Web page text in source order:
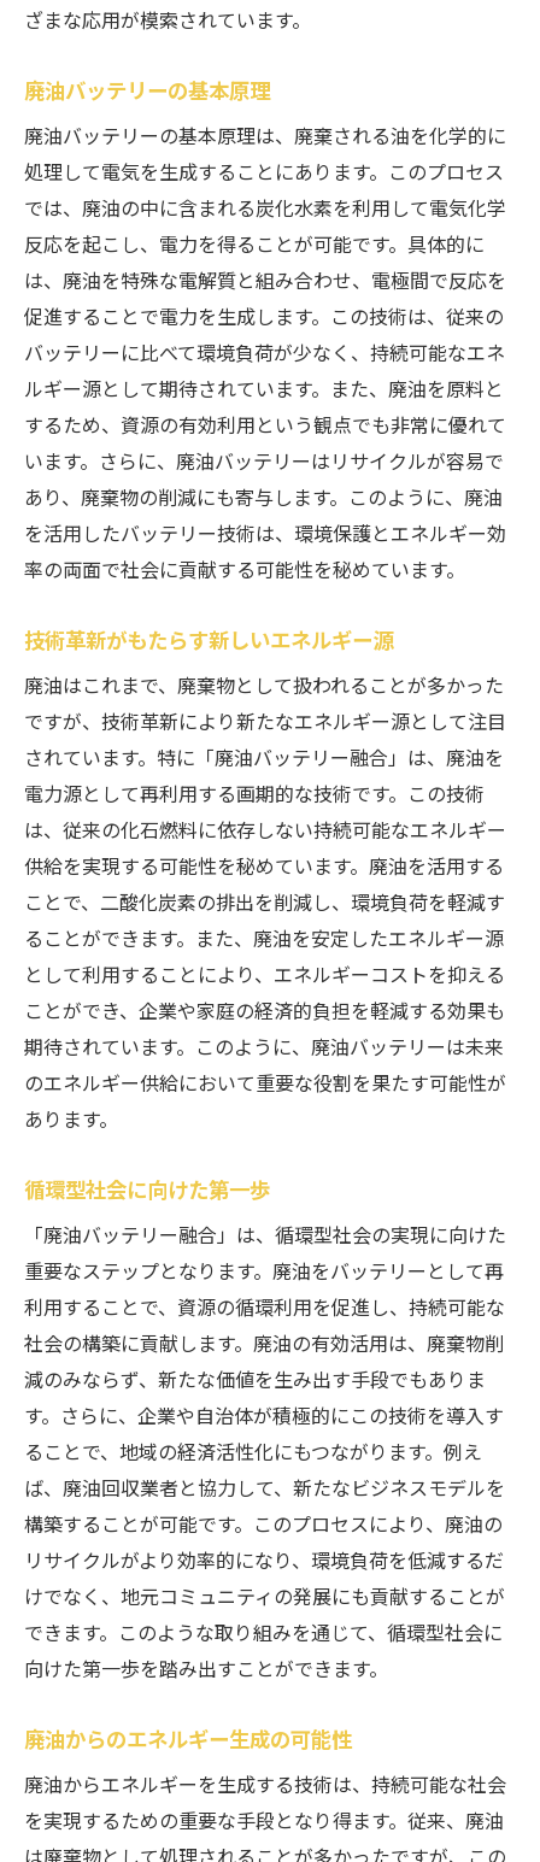
技術革新がもたらす新しい可能性
廃油再利用で持続可能な未来を実現する方法
廃油のリサイクルと再利用のプロセス
未来に向けた廃油バッテリーの利用計画
持続可能なエネルギー社会の実現
廃油バッテリー技術の普及戦略
廃油再利用を促進する政策
持続可能な未来を築くためのパートナーシ
ップ
廃油活用の新時代が開くバッテリーの力
新時代のエネルギー革命
廃油バッテリーがもたらす変革
未来を支えるエネルギー技術
エネルギー業界への影響
廃油バッテリーの未来の可能性
廃油バッテリーがもたらす環境への影響
CO2排出量削減への貢献
廃棄物削減と環境保護
持続可能な生態系の維持
廃油バッテリーの環境負荷評価
新技術がもたらす環境改善効果
未来への環境的インパクトの予測
廃油からエネルギーへ変革する技術の未来
廃油エネルギー技術の革新
未来への技術的展望
廃油バッテリー技術の進化
未来のエネルギー供給源としての廃油
廃油バッテリーでエネルギー危機を乗り越える
エネルギー危機解決への新しいアプローチ
廃油バッテリーの緊急時対応力
持続可能なエネルギー供給体制の構築
廃油再利用がもたらすエネルギー安全保障
未来を切り開く廃油技術
エネルギー危機に立ち向かう最新技術
ざまな応用が模索されています。
廃油バッテリーの基本原理
廃油バッテリーの基本原理は、廃棄される油を化学的に
処理して電気を生成することにあります。このプロセス
では、廃油の中に含まれる炭化水素を利用して電気化学
反応を起こし、電力を得ることが可能です。具体的に
は、廃油を特殊な電解質と組み合わせ、電極間で反応を
促進することで電力を生成します。この技術は、従来の
バッテリーに比べて環境負荷が少なく、持続可能なエネ
ルギー源として期待されています。また、廃油を原料と
するため、資源の有効利用という観点でも非常に優れて
います。さらに、廃油バッテリーはリサイクルが容易で
あり、廃棄物の削減にも寄与します。このように、廃油
を活用したバッテリー技術は、環境保護とエネルギー効
率の両面で社会に貢献する可能性を秘めています。
技術革新がもたらす新しいエネルギー源
廃油はこれまで、廃棄物として扱われることが多かった
ですが、技術革新により新たなエネルギー源として注目
されています。特に「廃油バッテリー融合」は、廃油を
電力源として再利用する画期的な技術です。この技術
は、従来の化石燃料に依存しない持続可能なエネルギー
供給を実現する可能性を秘めています。廃油を活用する
ことで、二酸化炭素の排出を削減し、環境負荷を軽減す
ることができます。また、廃油を安定したエネルギー源
として利用することにより、エネルギーコストを抑える
ことができ、企業や家庭の経済的負担を軽減する効果も
期待されています。このように、廃油バッテリーは未来
のエネルギー供給において重要な役割を果たす可能性が
あります。
循環型社会に向けた第一歩
「廃油バッテリー融合」は、循環型社会の実現に向けた
重要なステップとなります。廃油をバッテリーとして再
利用することで、資源の循環利用を促進し、持続可能な
社会の構築に貢献します。廃油の有効活用は、廃棄物削
減のみならず、新たな価値を生み出す手段でもありま
す。さらに、企業や自治体が積極的にこの技術を導入す
ることで、地域の経済活性化にもつながります。例え
ば、廃油回収業者と協力して、新たなビジネスモデルを
構築することが可能です。このプロセスにより、廃油の
リサイクルがより効率的になり、環境負荷を低減するだ
けでなく、地元コミュニティの発展にも貢献することが
できます。このような取り組みを通じて、循環型社会に
向けた第一歩を踏み出すことができます。
廃油からのエネルギー生成の可能性
廃油からエネルギーを生成する技術は、持続可能な社会
を実現するための重要な手段となり得ます。従来、廃油
は廃棄物として処理されることが多かったですが、この